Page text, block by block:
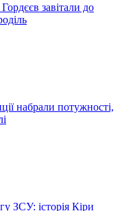
завітали до
набрали потужності,
ЗСУ: історія Кіри